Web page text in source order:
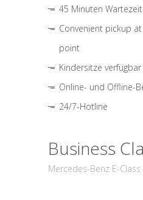
45 Minuten
Convenient pickup
point
Kindersitze
Online- und Offline-
24/7-Hotline
Business
Mercedes-Benz E-